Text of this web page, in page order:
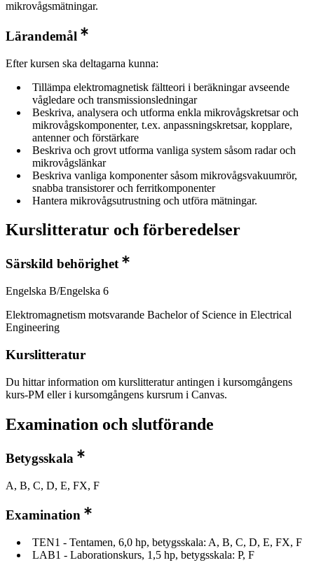
mikrovågsmätningar.
Lärandemål
Efter kursen ska deltagarna kunna:
Tillämpa elektromagnetisk fältteori i beräkningar avseende
vågledare och transmissionsledningar
Beskriva, analysera och utforma enkla mikrovågskretsar och
mikrovågskomponenter, t.ex. anpassningskretsar, kopplare,
antenner och förstärkare
Beskriva och grovt utforma vanliga system såsom radar och
mikrovågslänkar
Beskriva vanliga komponenter såsom mikrovågsvakuumrör,
snabba transistorer och ferritkomponenter
Hantera mikrovågsutrustning och utföra mätningar.
Kurslitteratur och förberedelser
Särskild behörighet
Engelska B/Engelska 6
Elektromagnetism motsvarande Bachelor of Science in Electrical
Engineering
Kurslitteratur
Du hittar information om kurslitteratur antingen i kursomgångens
kurs-PM eller i kursomgångens kursrum i Canvas.
Examination och slutförande
Betygsskala
A, B, C, D, E, FX, F
Examination
TEN1 - Tentamen, 6,0 hp, betygsskala: A, B, C, D, E, FX, F
LAB1 - Laborationskurs, 1,5 hp, betygsskala: P, F